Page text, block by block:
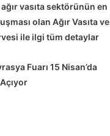
vasıta sektörünün en
olan Ağır Vasıta ve
ile ilgi tüm detaylar
Fuarı 15 Nisan’da
Açıyor